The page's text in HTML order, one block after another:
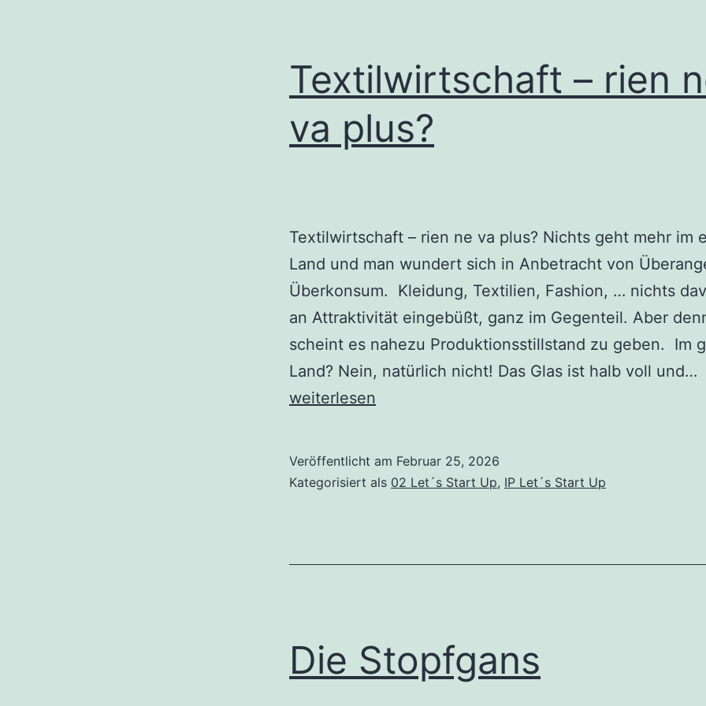
Textilwirtschaft – rien
va plus?
Textilwirtschaft – rien ne va plus? Nichts geht mehr im
Land und man wundert sich in Anbetracht von
Überkonsum. Kleidung, Textilien, Fashion, … nichts
an Attraktivität eingebüßt, ganz im Gegenteil. Aber
scheint es nahezu Produktionsstillstand zu geben. Im
Land? Nein, natürlich nicht! Das Glas ist halb voll und…
weiterlesen
Veröffentlicht am Februar 25, 2026
Kategorisiert als 02 Let´s Start Up, IP Let´s Start Up
Die Stopfgans